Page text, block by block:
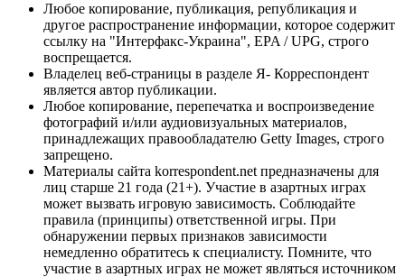
Любое копирование, публикация, републикация и
другое распространение информации, которое содержит
ссылку на "Интерфакс-Украина", EPA / UPG, строго
воспрещается.
Владелец веб-страницы в разделе Я- Корреспондент
является автор публикации.
Любое копирование, перепечатка и воспроизведение
фотографий и/или аудиовизуальных материалов,
принадлежащих правообладателю Getty Images, строго
запрещено.
Материалы сайта korrespondent.net предназначены для
лиц старше 21 года (21+). Участие в азартных играх
может вызвать игровую зависимость. Соблюдайте
правила (принципы) ответственной игры. При
обнаружении первых признаков зависимости
немедленно обратитесь к специалисту. Помните, что
участие в азартных играх не может являться источником